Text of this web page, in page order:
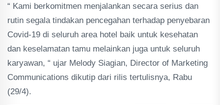
“ Kami berkomitmen menjalankan secara serius dan
rutin segala tindakan pencegahan terhadap penyebaran
Covid-19 di seluruh area hotel baik untuk kesehatan
dan keselamatan tamu melainkan juga untuk seluruh
karyawan, “ ujar Melody Siagian, Director of Marketing
Communications dikutip dari rilis tertulisnya, Rabu
(29/4).